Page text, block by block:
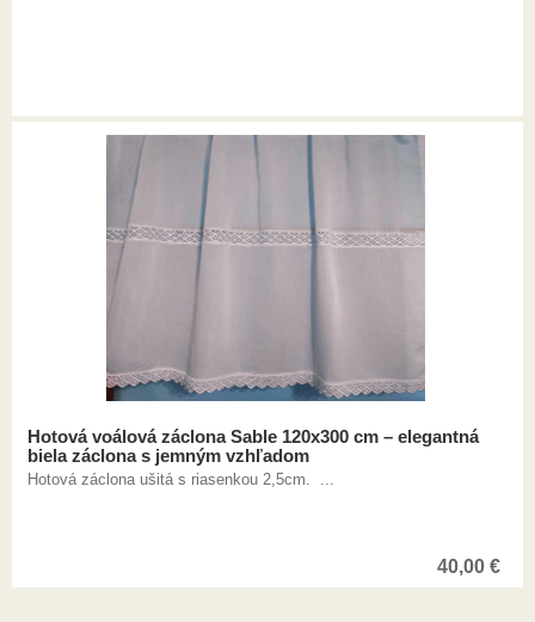
Hotová voálová záclona Sable 120x300 cm – elegantná
biela záclona s jemným vzhľadom
Hotová záclona ušitá s riasenkou 2,5cm. ...
40,00 €